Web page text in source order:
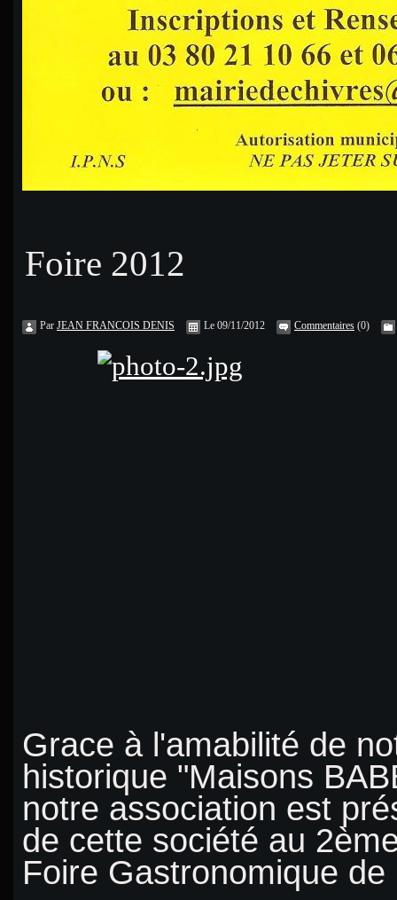
Foire 2012
Par JEAN FRANCOIS DENIS Le 09/11/2012 Commentaires (0)
Grace à l'amabilité de
historique "Maisons
notre association est
de cette société au
Foire Gastronomique de